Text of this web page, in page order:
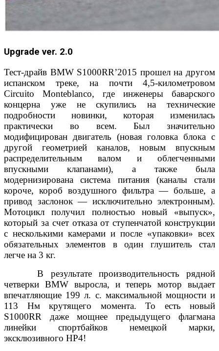
Upgrade ver. 2.0
Тест-драйв BMW S1000RR’2015 прошел на другом
испанском треке, на почти 4,5-километровом
Circuito Monteblanco, где инженеры баварского
концерна уже не скупились на технические
подробности новинки, которая изменилась
практически во всем. Был значительно
модифицирован двигатель (новая головка блока с
другой геометрией каналов, новым впускным
распределительным валом и облегченными
впускными клапанами), а также была
модернизирована система питания (каналы стали
короче, короб воздушного фильтра — больше, а
привод заслонок — исключительно электронным).
Мотоцикл получил полностью новый «выпуск»,
который за счет отказа от ступенчатой конструкции
с несколькими камерами и после «упаковки» всех
обязательных элементов в один глушитель стал
легче на 3 кг.
В результате производительность рядной
четверки BMW выросла, и теперь мотор выдает
впечатляющие 199 л. с. максимальной мощности и
113 Нм крутящего момента. То есть новый
S1000RR даже мощнее предыдущего флагмана
линейки спортбайков немецкой марки,
эксклюзивного HP4!